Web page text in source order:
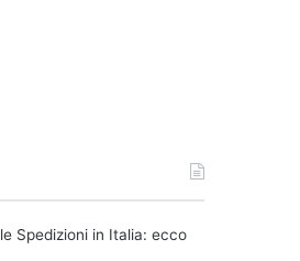
Spedizioni in Italia: ecco